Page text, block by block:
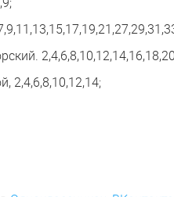
2,4,6,8,10,12,14;